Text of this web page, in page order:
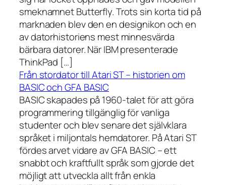
smeknamnet Butterfly. Trots sin korta tid på
marknaden blev den en designikon och en
av datorhistoriens mest minnesvärda
bärbara datorer. När IBM presenterade
ThinkPad […]
Från stordator till Atari ST – historien om
BASIC och GFA BASIC
BASIC skapades på 1960-talet för att göra
programmering tillgänglig för vanliga
studenter och blev senare det självklara
språket i miljontals hemdatorer. På Atari ST
fördes arvet vidare av GFA BASIC – ett
snabbt och kraftfullt språk som gjorde det
möjligt att utveckla allt från enkla